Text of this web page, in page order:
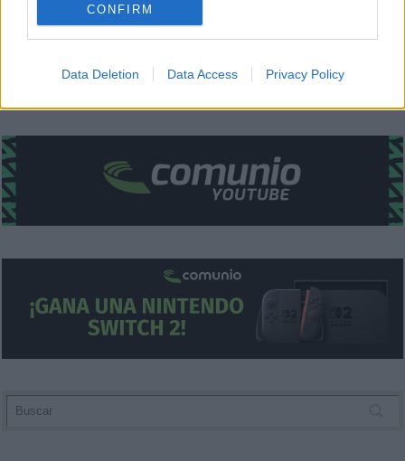
I want to allow Google to enable storage
related to personalization.
I want to allow Google to enable storage
related to security, including authentication
CONFIRM
Data Deletion Data Access Privacy Policy
¿Aún no juegas a Comunio? Regístrate, ¡gratis!